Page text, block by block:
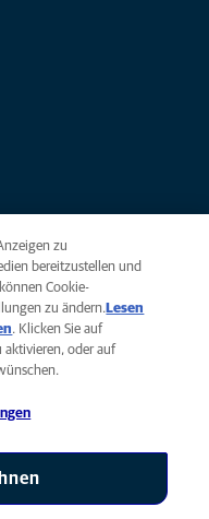
Weil Ihr Tier die beste
Mars, Inc © 2026
zu
bereitzustellen und
Cookie-
zu ändern. Lesen
(opens in a new tab)
. Klicken Sie auf
aktivieren, oder auf